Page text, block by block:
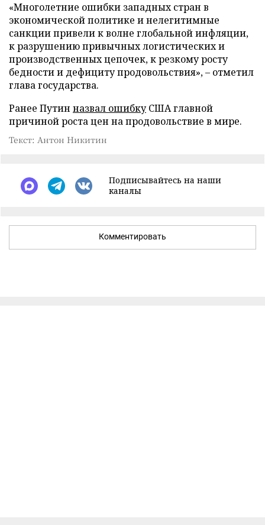
«Многолетние ошибки западных стран в
экономической политике и нелегитимные
санкции привели к волне глобальной инфляции,
к разрушению привычных логистических и
производственных цепочек, к резкому росту
бедности и дефициту продовольствия», – отметил
глава государства.
Ранее Путин назвал ошибкуСША главной
причиной роста цен на продовольствие в мире.
Текст: Антон Никитин
Подписывайтесь на наши
каналы
Комментировать